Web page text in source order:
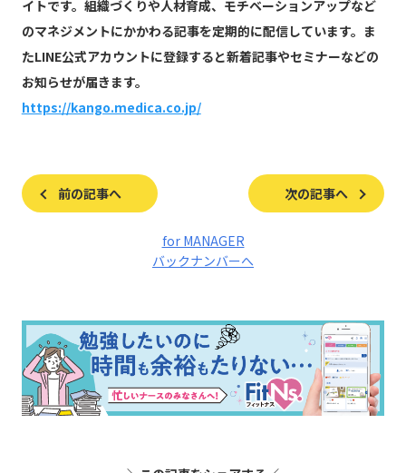
イトです。組織づくりや人材育成、モチベーションアップなど
のマネジメントにかかわる記事を定期的に配信しています。ま
たLINE公式アカウントに登録すると新着記事やセミナーなどの
お知らせが届きます。
https://kango.medica.co.jp/
前の記事へ 次の記事へ
for MANAGER
バックナンバーへ